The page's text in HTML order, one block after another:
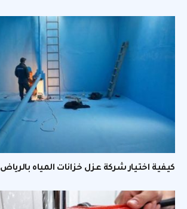
كيفية اختيار شركة عزل خزانات المياه بالرياض